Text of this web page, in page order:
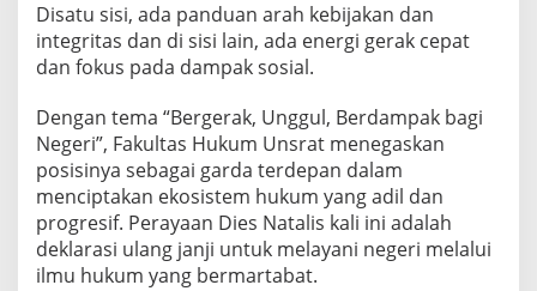
Disatu sisi, ada panduan arah kebijakan dan
integritas dan di sisi lain, ada energi gerak cepat
dan fokus pada dampak sosial.
Dengan tema “Bergerak, Unggul, Berdampak bagi
Negeri”, Fakultas Hukum Unsrat menegaskan
posisinya sebagai garda terdepan dalam
menciptakan ekosistem hukum yang adil dan
progresif. Perayaan Dies Natalis kali ini adalah
deklarasi ulang janji untuk melayani negeri melalui
ilmu hukum yang bermartabat.